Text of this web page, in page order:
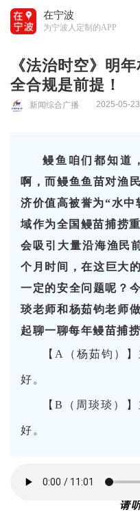
《法治时空》明
全合规是前提！
新闻综合广播 2025-05-
鳗鱼咱们都知道
啊，而鳗鱼鱼苗对渔
济价值高被誉为“水中
域作为全国鳗苗捕捞
会吸引大量沿海渔民
个月时间，在这巨大
一定的安全问题呢？
琰老师和杨茹钧老师
起聊一聊每年鳗苗捕
【 A（杨茹钧）
好。
【B（周琰琰）
好。
请
在宁波
为宁波人定制的APP